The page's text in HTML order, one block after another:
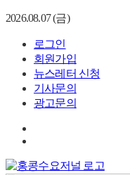
2026.08.07 (금)
로그인
회원가입
뉴스레터 신청
기사문의
광고문의